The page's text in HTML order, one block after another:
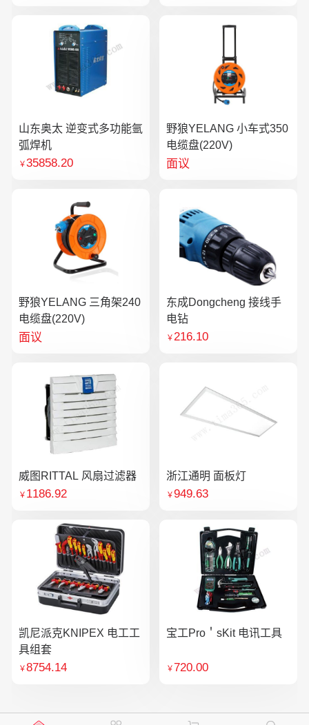
山东奥太 逆变式多功能氩
弧焊机
￥35858.20
野狼YELANG 小车式350
电缆盘(220V)
面议
野狼YELANG 三角架240
电缆盘(220V)
面议
东成Dongcheng 接线手
电钻
￥216.10
威图RITTAL 风扇过滤器
￥ 1186.92
浙江通明 面板灯
￥949.63
凯尼派克KNIPEX 电工工
具组套
￥8754.14
宝工Pro＇sKit 电讯工具
￥720.00